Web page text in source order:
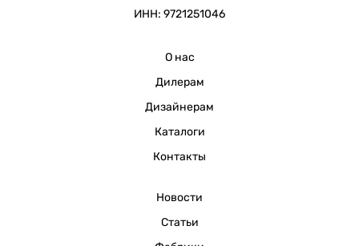
ИНН: 9721251046
О нас
Дилерам
Дизайнерам
Каталоги
Контакты
Новости
Статьи